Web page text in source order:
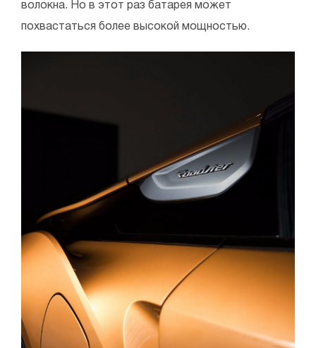
волокна. Но в этот раз батарея может
похвастаться более высокой мощностью.